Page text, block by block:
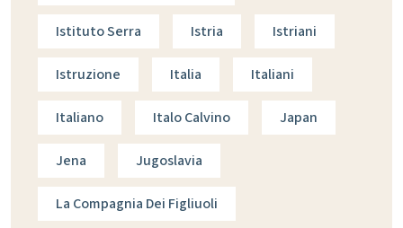
Istituto Serra Istria Istriani
Istruzione Italia Italiani
Italiano Italo Calvino Japan
Jena Jugoslavia
La Compagnia Dei Figliuoli